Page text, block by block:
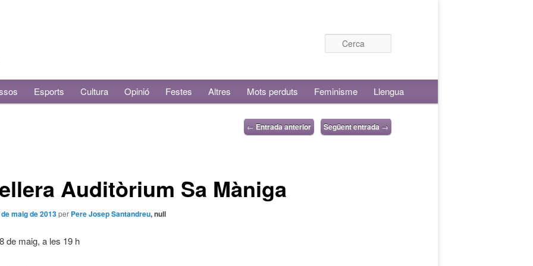
Esports Cultura Opinió Festes Altres Mots perduts Feminisme Llengua
← Entrada anterior Següent entrada →
Auditòrium Sa Màniga
maig de 2013per Pere Josep Santandreu, null
de maig, a les 19 h